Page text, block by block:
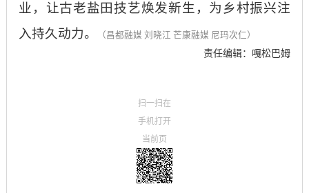
业，让古老盐田技艺焕发新生，为乡村振兴注
入持久动力。
（昌都融媒 刘晓江 芒康融媒 尼玛次仁）
责任编辑：嘎松巴姆
扫一扫在
手机打开
当前页